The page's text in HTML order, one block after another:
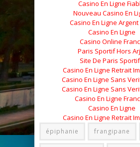
Casino En Ligne
Nouveau Casino En
Casino En Ligne Argent
Casino En Ligne
Casino Online
Paris Sportif Hors
Site De Paris
Casino En Ligne Retrait
Casino En Ligne Sans
Casino En Ligne Sans
Casino En Ligne
Casino En Ligne
Casino En Ligne Retrait
épiphanie frangipane